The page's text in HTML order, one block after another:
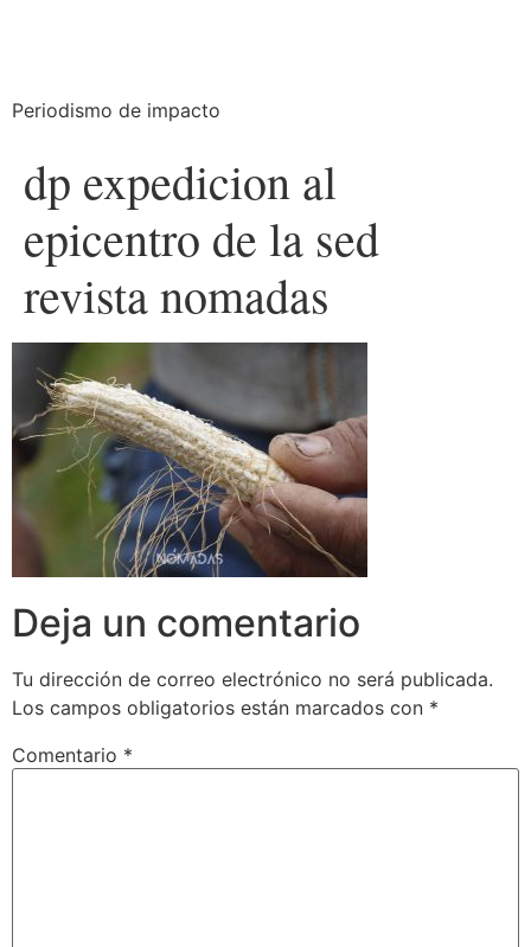
Periodismo de impacto
dp expedicion al
epicentro de la sed
revista nomadas
Deja un comentario
Tu dirección de correo electrónico no será publicada.
Los campos obligatorios están marcados con *
Comentario *